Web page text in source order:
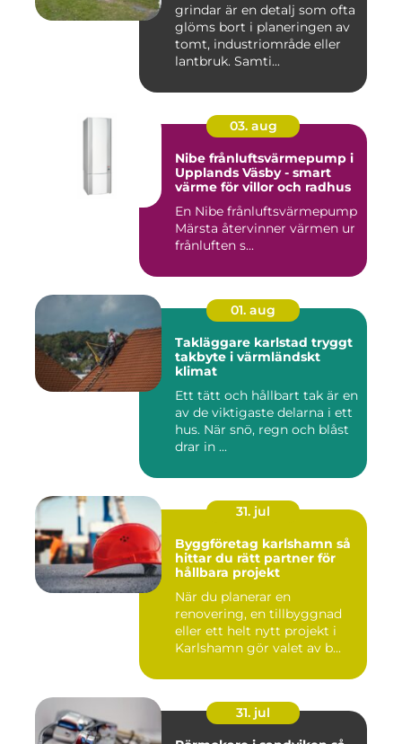
grindar är en detalj som ofta
glöms bort i planeringen av
tomt, industriområde eller
lantbruk. Samti...
03. aug
Nibe frånluftsvärmepump i
Upplands Väsby - smart
värme för villor och radhus
En Nibe frånluftsvärmepump
Märsta återvinner värmen ur
frånluften s...
01. aug
Takläggare karlstad tryggt
takbyte i värmländskt
klimat
Ett tätt och hållbart tak är en
av de viktigaste delarna i ett
hus. När snö, regn och blåst
drar in ...
31. jul
Byggföretag karlshamn så
hittar du rätt partner för
hållbara projekt
När du planerar en
renovering, en tillbyggnad
eller ett helt nytt projekt i
Karlshamn gör valet av b...
31. jul